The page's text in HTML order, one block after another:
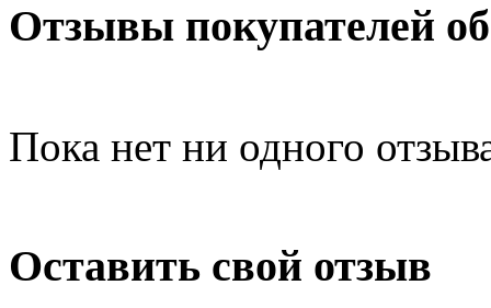
Отзывы покупателей
Пока нет ни одного
Оставить свой отзыв